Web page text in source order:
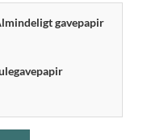
gavepapir